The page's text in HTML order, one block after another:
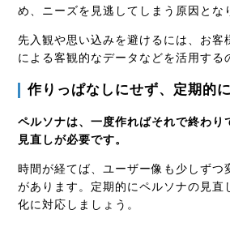
め、ニーズを見逃してしまう原因とな
先入観や思い込みを避けるには、お客
による客観的なデータなどを活用する
作りっぱなしにせず、定期的
ペルソナは、一度作ればそれで終わり
見直しが必要です。
時間が経てば、ユーザー像も少しずつ
があります。定期的にペルソナの見直
化に対応しましょう。